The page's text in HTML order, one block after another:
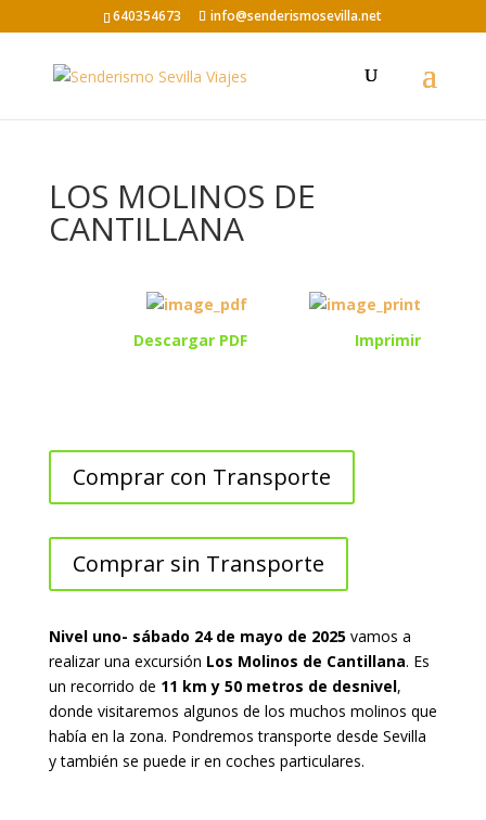
640354673 info@senderismosevilla.net
LOS MOLINOS DE
CANTILLANA
Descargar PDF Imprimir
Comprar con Transporte
Comprar sin Transporte
Nivel uno- sábado 24 de mayo de 2025 vamos a
realizar una excursión Los Molinos de Cantillana. Es
un recorrido de 11 km y 50 metros de desnivel,
donde visitaremos algunos de los muchos molinos que
había en la zona. Pondremos transporte desde Sevilla
y también se puede ir en coches particulares.